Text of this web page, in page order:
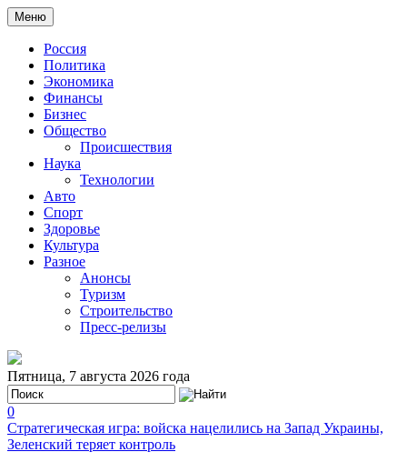
Меню
Россия
Политика
Экономика
Финансы
Бизнес
Общество
Происшествия
Наука
Технологии
Авто
Спорт
Здоровье
Культура
Разное
Анонсы
Туризм
Строительство
Пресс-релизы
Пятница, 7 августа 2026 года
0
Стратегическая игра: войска нацелились на Запад Украины,
Зеленский теряет контроль